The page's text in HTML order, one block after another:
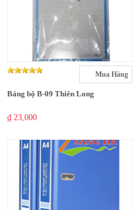
Mua Hàng
Bảng bộ B-09 Thiên Long
₫ 23,000